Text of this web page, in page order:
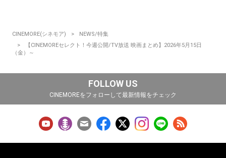
CINEMORE(シネモア)
NEWS/特集
【CINEMOREセレクト！今週公開/TV放送 映画まとめ】2026年5月15日
（金）～
FOLLOW US
CINEMOREをフォローして最新情報をチェック